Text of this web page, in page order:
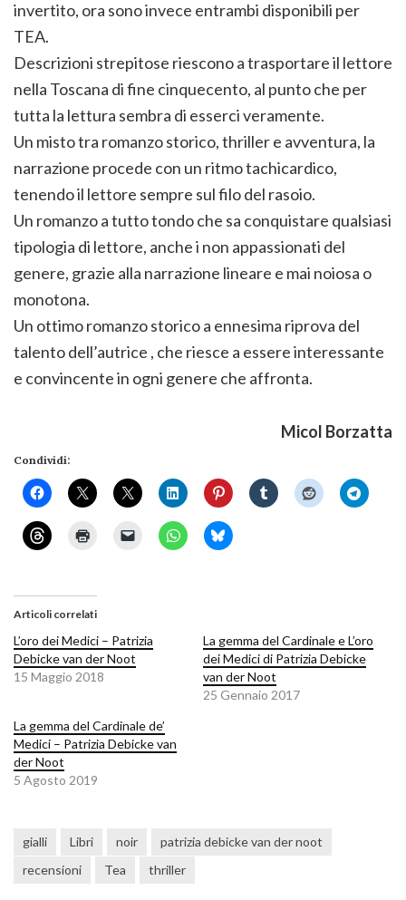
invertito, ora sono invece entrambi disponibili per
TEA.
Descrizioni strepitose riescono a trasportare il lettore
nella Toscana di fine cinquecento, al punto che per
tutta la lettura sembra di esserci veramente.
Un misto tra romanzo storico, thriller e avventura, la
narrazione procede con un ritmo tachicardico,
tenendo il lettore sempre sul filo del rasoio.
Un romanzo a tutto tondo che sa conquistare qualsiasi
tipologia di lettore, anche i non appassionati del
genere, grazie alla narrazione lineare e mai noiosa o
monotona.
Un ottimo romanzo storico a ennesima riprova del
talento dell’autrice , che riesce a essere interessante
e convincente in ogni genere che affronta.
Micol Borzatta
Condividi:
Articoli correlati
L’oro dei Medici – Patrizia
Debicke van der Noot
15 Maggio 2018
La gemma del Cardinale e L’oro
dei Medici di Patrizia Debicke
van der Noot
25 Gennaio 2017
La gemma del Cardinale de’
Medici – Patrizia Debicke van
der Noot
5 Agosto 2019
gialli Libri noir
patrizia debicke van der noot
recensioni
Tea thriller